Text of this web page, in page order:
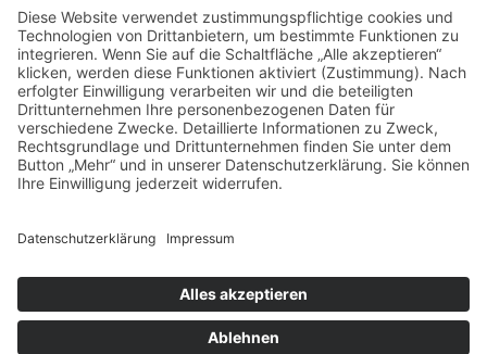
50859 Köln
Telefon: 02234 802701
Fax: 02234 986145
Abholung und Verkauf
im Lagerausschließlich
nach Termin­vereinbarung.
Bezahlung & Versand Kontakt
Datenschutz
AGB Widerruf
Vertrag widerrufen